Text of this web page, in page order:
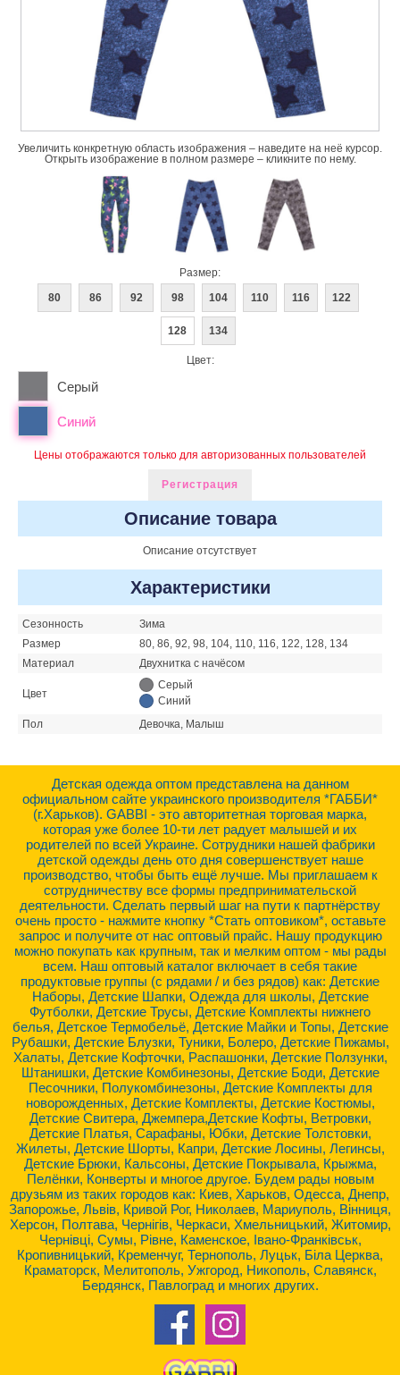
Увеличить конкретную область изображения – наведите на неё курсор.
Открыть изображение в полном размере – кликните по нему.
Размер:
80
86 92 98 104 110 116 122
128 134
Цвет:
Серый
Синий
Цены отображаются только для авторизованных пользователей
Регистрация
Описание товара
Описание отсутствует
Характеристики
Сезонность
Зима
Размер
80, 86, 92, 98, 104, 110, 116, 122, 128, 134
Материал
Двухнитка с начёсом
Цвет
Серый
Синий
Пол
Девочка, Малыш
Детская одежда оптом представлена на данном
официальном сайте украинского производителя *ГАББИ*
(г.Харьков). GABBI - это авторитетная торговая марка,
которая уже более 10-ти лет радует малышей и их
родителей по всей Украине. Сотрудники нашей фабрики
детской одежды день ото дня совершенствует наше
производство, чтобы быть ещё лучше. Мы приглашаем к
сотрудничеству все формы предпринимательской
деятельности. Сделать первый шаг на пути к партнёрству
очень просто - нажмите кнопку *Стать оптовиком*, оставьте
запрос и получите от нас оптовый прайс. Нашу продукцию
можно покупать как крупным, так и мелким оптом - мы рады
всем. Наш оптовый каталог включает в себя такие
продуктовые группы (с рядами / и без рядов) как: Детские
Наборы, Детские Шапки, Одежда для школы, Детские
Футболки, Детские Трусы, Детские Комплекты нижнего
белья, Детское Термобельё, Детские Майки и Топы, Детские
Рубашки, Детские Блузки, Туники, Болеро, Детские Пижамы,
Халаты, Детские Кофточки, Распашонки, Детские Ползунки,
Штанишки, Детские Комбинезоны, Детские Боди, Детские
Песочники, Полукомбинезоны, Детские Комплекты для
новорожденных, Детские Комплекты, Детские Костюмы,
Детские Свитера, Джемпера,Детские Кофты, Ветровки,
Детские Платья, Сарафаны, Юбки, Детские Толстовки,
Жилеты, Детские Шорты, Капри, Детские Лосины, Легинсы,
Детские Брюки, Кальсоны, Детские Покрывала, Крыжма,
Пелёнки, Конверты и многое другое. Будем рады новым
друзьям из таких городов как: Киев, Харьков, Одесса, Днепр,
Запорожье, Львів, Кривой Рог, Николаев, Мариуполь, Вінниця,
Херсон, Полтава, Чернігів, Черкаси, Хмельницький, Житомир,
Чернівці, Сумы, Рівне, Каменское, Івано-Франківськ,
Кропивницький, Кременчуг, Тернополь, Луцьк, Біла Церква,
Краматорск, Мелитополь, Ужгород, Никополь, Славянск,
Бердянск, Павлоград и многих других.